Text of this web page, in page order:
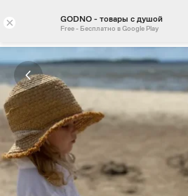
× GODNO - товары с душой
Free - Бесплатно в Google Play